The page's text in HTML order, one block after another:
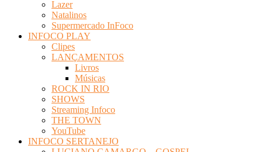
Lazer
Natalinos
Supermercado InFoco
INFOCO PLAY
Clipes
LANÇAMENTOS
Livros
Músicas
ROCK IN RIO
SHOWS
Streaming Infoco
THE TOWN
YouTube
INFOCO SERTANEJO